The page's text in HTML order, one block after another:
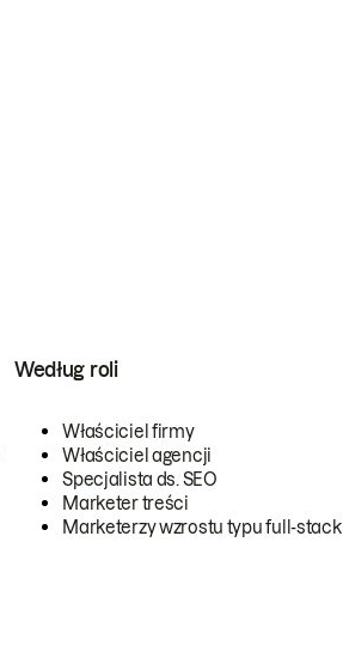
Według roli
Właściciel firmy
Właściciel agencji
Specjalista ds. SEO
Marketer treści
Marketerzy wzrostu typu full-stack